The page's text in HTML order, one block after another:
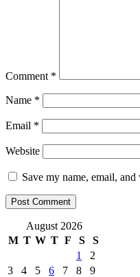
Comment *
Name *
Email *
Website
Save my name, email,
August 2026
M T W T F S
S
1
2
3
4 5 6 7 8
9